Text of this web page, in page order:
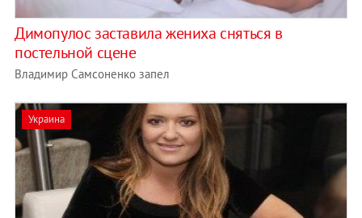
Димопулос заставила жениха сняться в
постельной сцене
Владимир Самсоненко запел
Украина